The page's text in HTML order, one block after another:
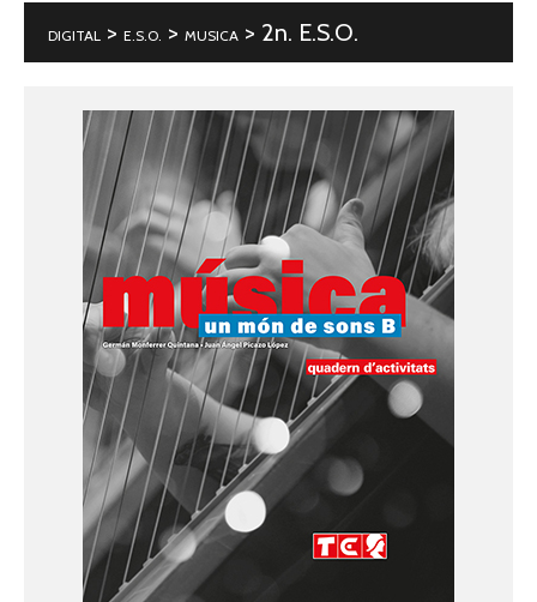
DIGITAL > E.S.O. > MUSICA > 2n. E.S.O.